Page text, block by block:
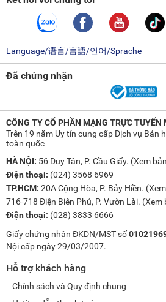
Language/语言/言語/언어/Sprache
Đã chứng nhận
CÔNG TY CỔ PHẦN MẠNG TRỰC TUYẾN
Trên 19 năm Uy tín cung cấp Dịch vụ Bán
toàn quốc
HÀ NỘI: 56 Duy Tân, P. Cầu Giấy. (Xem
Điện thoại: (024) 3568 6969
TP.HCM: 20A Cộng Hòa, P. Bảy Hiền. (
716-718 Điện Biên Phủ, P. Vườn Lài. (Xem
Điện thoại: (028) 3833 6666
Giấy chứng nhận ĐKDN/MST số
Nội cấp ngày 29/03/2007.
Hỗ trợ khách hàng
Chính sách và Quy định chung